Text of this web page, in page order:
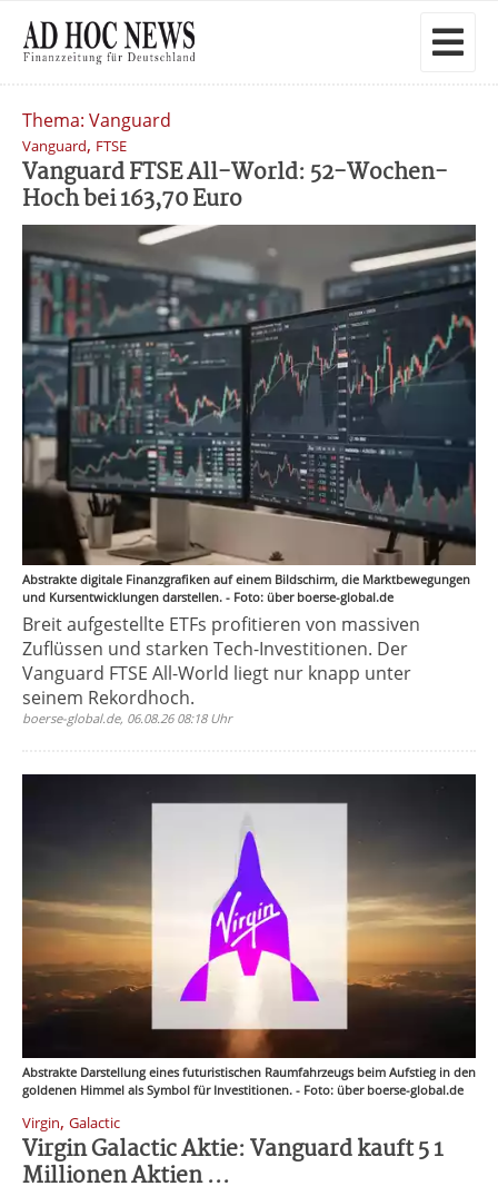
Thema: Vanguard
Vanguard, FTSE
Vanguard FTSE All-World: 52-Wochen-
Hoch bei 163,70 Euro
Abstrakte digitale Finanzgrafiken auf einem Bildschirm, die Marktbewegungen
und Kursentwicklungen darstellen. - Foto: über boerse-global.de
Breit aufgestellte ETFs profitieren von massiven
Zuflüssen und starken Tech-Investitionen. Der
Vanguard FTSE All-World liegt nur knapp unter
seinem Rekordhoch.
boerse-global.de, 06.08.26 08:18 Uhr
Abstrakte Darstellung eines futuristischen Raumfahrzeugs beim Aufstieg in den
goldenen Himmel als Symbol für Investitionen. - Foto: über boerse-global.de
Virgin, Galactic
Virgin Galactic Aktie: Vanguard kauft 5 1
Millionen Aktien ...